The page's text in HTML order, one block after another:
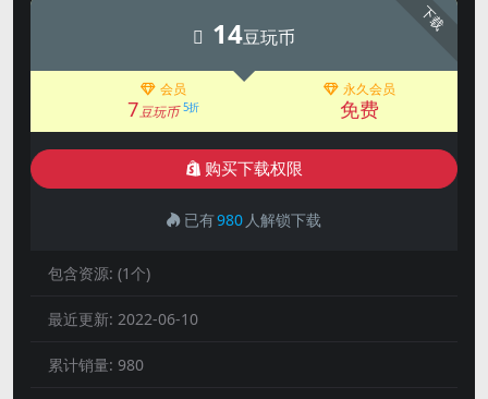
下载
14豆玩币
会员
7豆玩币 5折
永久会员
免费
购买下载权限
已有980 人解锁下载
包含资源: (1个)
最近更新: 2022-06-10
累计销量: 980